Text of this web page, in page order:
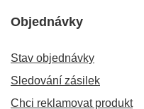
Objednávky
Stav objednávky
Sledování zásilek
Chci reklamovat produkt